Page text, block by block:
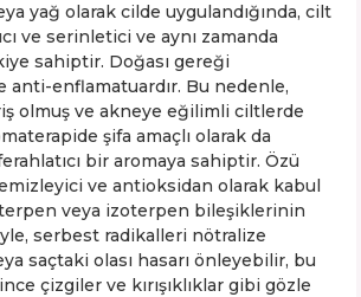
yağ olarak cilde uygulandığında, cilt
ve serinletici ve aynı zamanda
sahiptir. Doğası gereği
anti-enflamatuardır. Bu nedenle,
olmuş ve akneye eğilimli ciltlerde
şifa amaçlı olarak da
bir aromaya sahiptir. Özü
ve antioksidan olarak kabul
veya izoterpen bileşiklerinin
serbest radikalleri nötralize
saçtaki olası hasarı önleyebilir, bu
çizgiler ve kırışıklıklar gibi gözle